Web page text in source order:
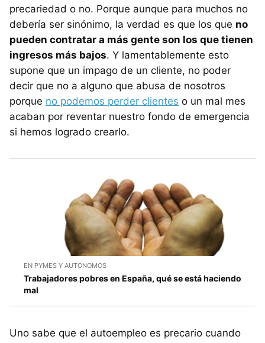
precariedad o no. Porque aunque para muchos no
debería ser sinónimo, la verdad es que los que no
pueden contratar a más gente son los que tienen
ingresos más bajos. Y lamentablemente esto
supone que un impago de un cliente, no poder
decir que no a alguno que abusa de nosotros
porque no podemos perder clientes o un mal mes
acaban por reventar nuestro fondo de emergencia
si hemos logrado crearlo.
EN PYMES Y AUTONOMOS
Trabajadores pobres en España, qué se está haciendo
mal
Uno sabe que el autoempleo es precario cuando